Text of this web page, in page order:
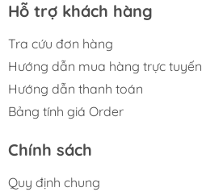
Hỗ trợ khách hàng
Tra cứu đơn hàng
Hướng dẫn mua hàng trực tuyến
Hướng dẫn thanh toán
Bảng tính giá Order
Chính sách
Quy định chung